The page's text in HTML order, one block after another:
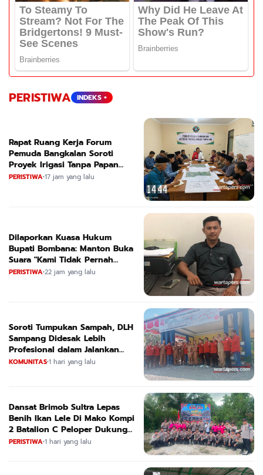
PERISTIWA INDEKS +
Rapat Ruang Kerja Forum
Pemuda Bangkalan Soroti
Proyek Irigasi Tanpa Papan
Nama
PERISTIWA•17 jam yang lalu
Dilaporkan Kuasa Hukum
Bupati Bombana: Manton Buka
Suara "Kami Tidak Pernah
Menutup Ruang Hak Jawab"
PERISTIWA•22 jam yang lalu
Soroti Tumpukan Sampah, DLH
Sampang Didesak Lebih
Profesional dalam Jalankan
Tugas
KOMUNITAS•1 hari yang lalu
Dansat Brimob Sultra Lepas
Benih Ikan Lele Di Mako Kompi
2 Batalion C Peloper Dukung
ketahanan Pangan Nasional
PERISTIWA•1 hari yang lalu